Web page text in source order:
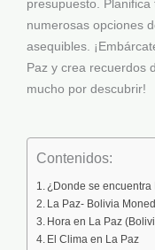
presupuesto.
numerosas opciones
asequibles.
Paz y crea recuerdos
mucho por descubrir!
Contenidos:
¿Donde se
La Paz- Bolivia
Hora en La Paz
El Clima en La Paz